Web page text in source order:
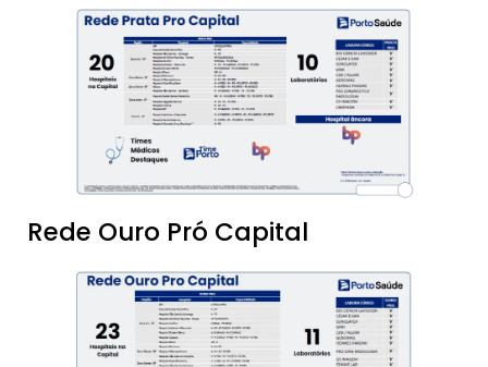
Rede Ouro Pró Capital